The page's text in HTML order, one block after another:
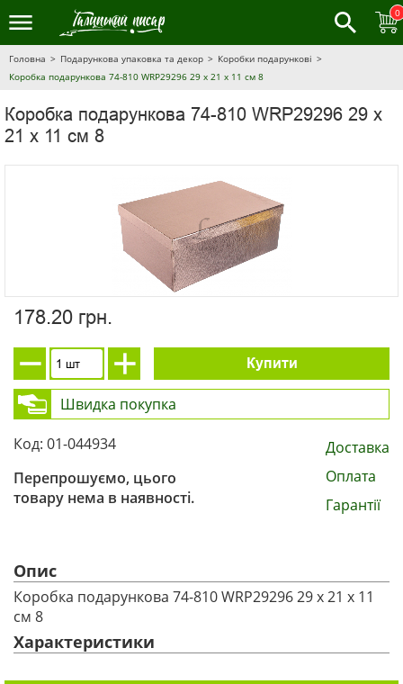
0
Головна Подарункова упаковка та декор
Коробки подарункові
Коробка подарункова 74-810 WRP29296 29 х 21 х 11 см 8
Коробка подарункова 74-810 WRP29296 29 х
21 х 11 см 8
178.20 грн.
Купити
Швидка покупка
Код: 01-044934
Перепрошуємо, цього
товару нема в наявності.
Доставка
Оплата
Гарантії
Опис
Коробка подарункова 74-810 WRP29296 29 х 21 х 11
см 8
Характеристики